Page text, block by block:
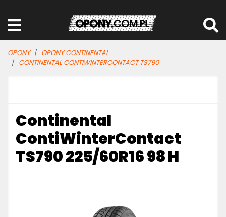
OPONY
OPONY CONTINENTAL
CONTINENTAL CONTIWINTERCONTACT TS790
Continental
ContiWinterContact
TS790 225/60R16 98 H